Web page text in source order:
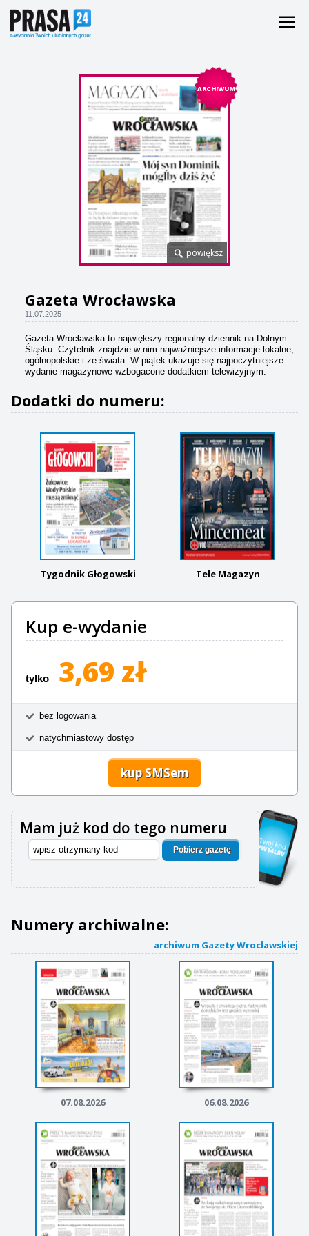
ARCHIWUM
powiększ
Gazeta Wrocławska
11.07.2025
Gazeta Wrocławska to największy regionalny dziennik na Dolnym
Śląsku. Czytelnik znajdzie w nim najważniejsze informacje lokalne,
ogólnopolskie i ze świata. W piątek ukazuje się najpoczytniejsze
wydanie magazynowe wzbogacone dodatkiem telewizyjnym.
Dodatki do numeru:
Tygodnik Głogowski Tele Magazyn
Kup e-wydanie
tylko 3,69 zł
bez logowania
natychmiastowy dostęp
kup SMSem
Mam już kod do tego numeru
Pobierz gazetę
Numery archiwalne:
archiwum Gazety Wrocławskiej
07.08.2026 06.08.2026